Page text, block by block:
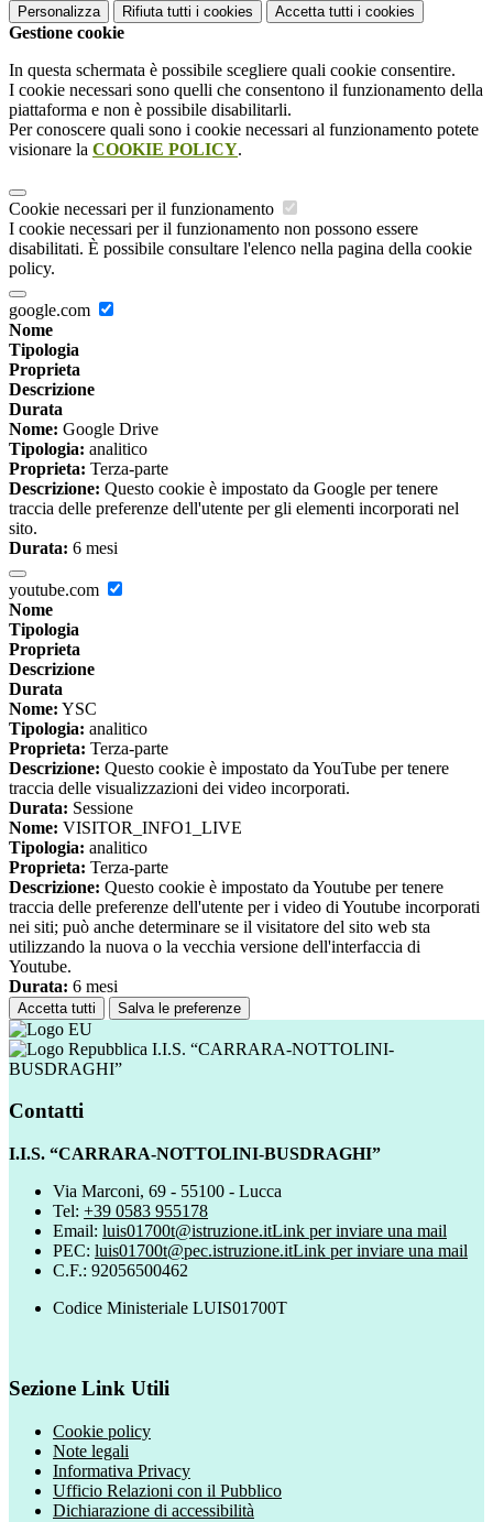
Personalizza Rifiuta tutti i cookies Accetta tutti i cookies
Gestione cookie
In questa schermata è possibile scegliere quali cookie consentire.
I cookie necessari sono quelli che consentono il funzionamento della
piattaforma e non è possibile disabilitarli.
Per conoscere quali sono i cookie necessari al funzionamento potete
visionare la COOKIE POLICY.
Cookie necessari per il funzionamento
I cookie necessari per il funzionamento non possono essere
disabilitati. È possibile consultare l'elenco nella pagina della cookie
policy.
google.com
Nome
Tipologia
Proprieta
Descrizione
Durata
Nome: Google Drive
Tipologia: analitico
Proprieta: Terza-parte
Descrizione: Questo cookie è impostato da Google per tenere
traccia delle preferenze dell'utente per gli elementi incorporati nel
sito.
Durata: 6 mesi
youtube.com
Nome
Tipologia
Proprieta
Descrizione
Durata
Nome: YSC
Tipologia: analitico
Proprieta: Terza-parte
Descrizione: Questo cookie è impostato da YouTube per tenere
traccia delle visualizzazioni dei video incorporati.
Durata: Sessione
Nome: VISITOR_INFO1_LIVE
Tipologia: analitico
Proprieta: Terza-parte
Descrizione: Questo cookie è impostato da Youtube per tenere
traccia delle preferenze dell'utente per i video di Youtube incorporati
nei siti; può anche determinare se il visitatore del sito web sta
utilizzando la nuova o la vecchia versione dell'interfaccia di
Youtube.
Durata: 6 mesi
Accetta tutti Salva le preferenze
I.I.S. “CARRARA-NOTTOLINI-
BUSDRAGHI”
Contatti
I.I.S. “CARRARA-NOTTOLINI-BUSDRAGHI”
Via Marconi, 69 - 55100 - Lucca
Tel: +39 0583 955178
Email: luis01700t@istruzione.itLink per inviare una mail
PEC: luis01700t@pec.istruzione.itLink per inviare una mail
C.F.: 92056500462
Codice Ministeriale LUIS01700T
Sezione Link Utili
Cookie policy
Note legali
Informativa Privacy
Ufficio Relazioni con il Pubblico
Dichiarazione di accessibilità